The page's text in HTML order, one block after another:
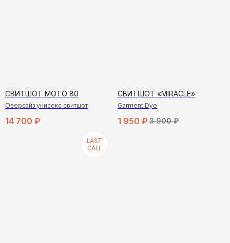
СВИТШОТ МОТО 80
Оверсайз унисекс свитшот
14 700 ₽
СВИТШОТ «MIRACLE»
Garment Dye
1 950 ₽ 3 900 ₽
LAST
CALL